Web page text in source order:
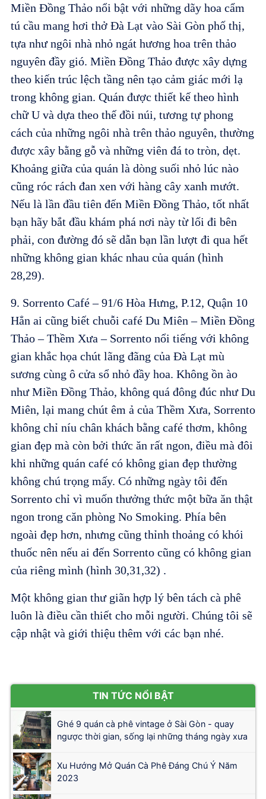
Miền Đồng Thảo nổi bật với những dãy hoa cẩm
tú cầu mang hơi thở Đà Lạt vào Sài Gòn phố thị,
tựa như ngôi nhà nhỏ ngát hương hoa trên thảo
nguyên đầy gió. Miền Đồng Thảo được xây dựng
theo kiến trúc lệch tầng nên tạo cảm giác mới lạ
trong không gian. Quán được thiết kế theo hình
chữ U và dựa theo thế đồi núi, tương tự phong
cách của những ngôi nhà trên thảo nguyên, thường
được xây bằng gỗ và những viên đá to tròn, dẹt.
Khoảng giữa của quán là dòng suối nhỏ lúc nào
cũng róc rách đan xen với hàng cây xanh mướt.
Nếu là lần đầu tiên đến Miền Đồng Thảo, tốt nhất
bạn hãy bắt đầu khám phá nơi này từ lối đi bên
phải, con đường đó sẽ dẫn bạn lần lượt đi qua hết
những không gian khác nhau của quán (hình
28,29).
9. Sorrento Café – 91/6 Hòa Hưng, P.12, Quận 10
Hẳn ai cũng biết chuỗi café Du Miên – Miền Đồng
Thảo – Thềm Xưa – Sorrento nổi tiếng với không
gian khắc họa chút lãng đãng của Đà Lạt mù
sương cùng ô cửa sổ nhỏ đầy hoa. Không ồn ào
như Miền Đồng Thảo, không quá đông đúc như Du
Miên, lại mang chút êm ả của Thềm Xưa, Sorrento
không chỉ níu chân khách bằng café thơm, không
gian đẹp mà còn bởi thức ăn rất ngon, điều mà đôi
khi những quán café có không gian đẹp thường
không chú trọng mấy. Có những ngày tôi đến
Sorrento chỉ vì muốn thưởng thức một bữa ăn thật
ngon trong căn phòng No Smoking. Phía bên
ngoài đẹp hơn, nhưng cũng thỉnh thoảng có khói
thuốc nên nếu ai đến Sorrento cũng có không gian
của riêng mình (hình 30,31,32) .
Một không gian thư giãn hợp lý bên tách cà phê
luôn là điều cần thiết cho mỗi người. Chúng tôi sẽ
cập nhật và giới thiệu thêm với các bạn nhé.
TIN TỨC NỔI BẬT
Ghé 9 quán cà phê vintage ở Sài Gòn - quay
ngược thời gian, sống lại những tháng ngày xưa
Xu Hướng Mở Quán Cà Phê Đáng Chú Ý Năm
2023